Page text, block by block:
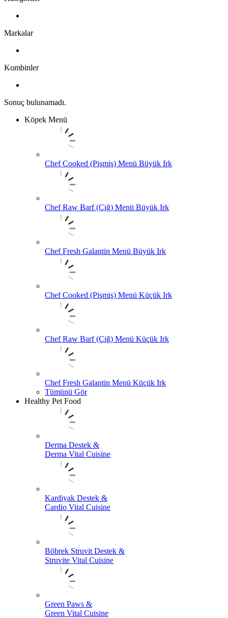
Markalar
Kombinler
Sonuç bulunamadı.
Köpek Menü
Chef Cooked (Pişmiş) Menü Büyük Irk
Chef Raw Barf (Çiğ) Menü Büyük Irk
Chef Fresh Galantin Menü Büyük Irk
Chef Cooked (Pişmiş) Menü Küçük Irk
Chef Raw Barf (Çiğ) Menü Küçük Irk
Chef Fresh Galantin Menü Küçük Irk
Tümünü Gör
Healthy Pet Food
Derma Destek &
Derma Vital Cuisine
Kardiyak Destek &
Cardio Vital Cuisine
Böbrek Struvit Destek &
Struvite Vital Cuisine
Green Paws &
Green Vital Cuisine